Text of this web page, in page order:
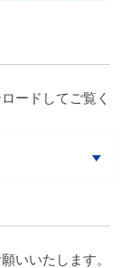
ードしてご覧く
いいたします。